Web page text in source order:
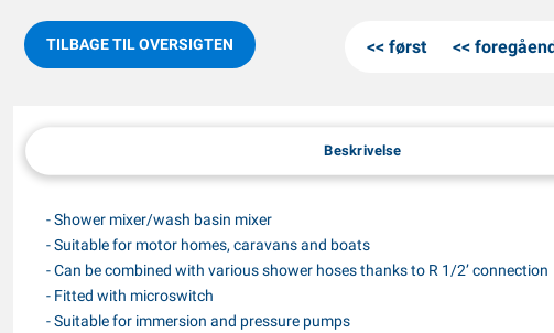
TILBAGE TIL OVERSIGTEN først
Beskrivelse
- Shower mixer/wash basin mixer
- Suitable for motor homes, caravans and boats
- Can be combined with various shower hoses thanks to R 1/2’ connection
- Fitted with microswitch
- Suitable for immersion and pressure pumps